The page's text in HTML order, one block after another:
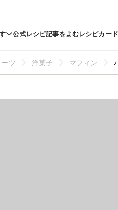
公式レシピ記事をよむレシピカード
ーツ 洋菓子 マフィン